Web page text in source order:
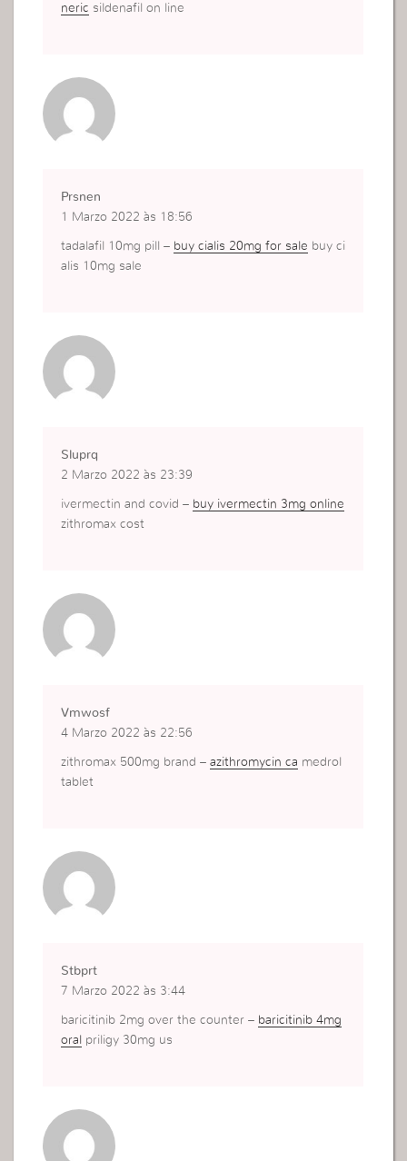
neric sildenafil on line
Prsnen
1 Marzo 2022 às 18:56
tadalafil 10mg pill – buy cialis 20mg for sale buy ci
alis 10mg sale
Sluprq
2 Marzo 2022 às 23:39
ivermectin and covid – buy ivermectin 3mg online
zithromax cost
Vmwosf
4 Marzo 2022 às 22:56
zithromax 500mg brand –azithromycin ca medrol
tablet
Stbprt
7 Marzo 2022 às 3:44
baricitinib 2mg over the counter – baricitinib 4mg
oral priligy 30mg us